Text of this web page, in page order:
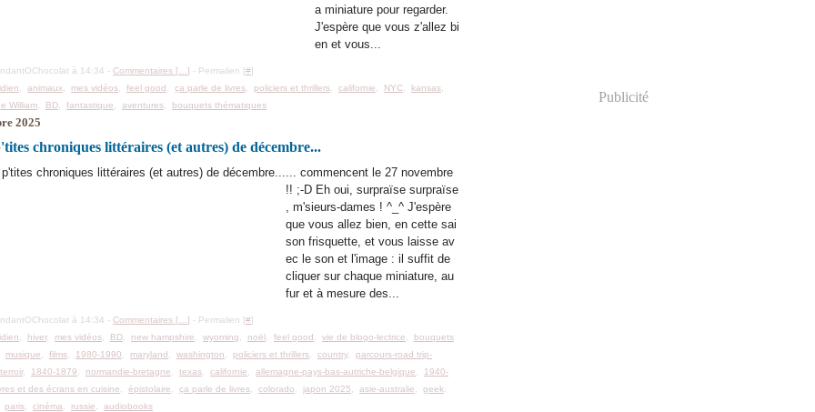
a miniature pour regarder.
J'espère que vous z'allez bi
en et vous...
à 14:34 -Commentaires [ …] - Permalien [#]
,animaux mes vidéos ,feel good ,ça parle de livres policiers et thrillers ,californie NYC kansas
William
BD ,fantastique ,aventures bouquets thématiques
2025
chroniques littéraires (et autres) de décembre...
... commencent le 27 novembre
!! ;-D Eh oui, surpraïse surpraïse
, m'sieurs-dames ! ^_^ J'espère
que vous allez bien, en cette sai
son frisquette, et vous laisse av
ec le son et l'image : il suffit de
cliquer sur chaque miniature, au
fur et à mesure des...
à 14:34 -Commentaires [ …] - Permalien [#]
hiver, mes vidéos BD new hampshire ,wyoming noël ,feel good ,vie de blogo-lectrice
bouquets
musique ,films 1980-1990 maryland ,washington policiers et thrillers ,country, parcours-road trip-
terroir, 1840-1879 normandie-bretagne ,texas ,californie ,allemagne-pays-bas-autriche-belgique
1940-
et des écrans en cuisine ,épistolaire ,ça parle de livres ,colorado japon 2025 ,asie-australie ,geek
paris ,cinéma russie ,audiobooks
Publicité